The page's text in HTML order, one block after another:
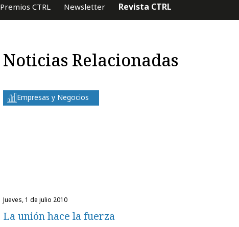
Premios CTRL Newsletter Revista CTRL
Noticias Relacionadas
Empresas y Negocios
jueves, 1 de julio 2010
La unión hace la fuerza